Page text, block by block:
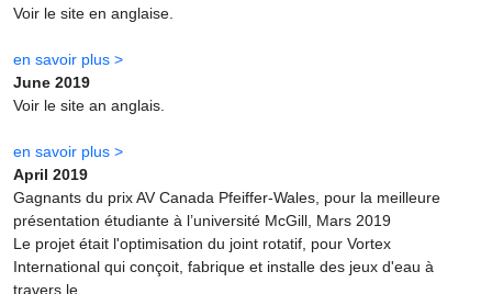
Voir le site en anglaise.
en savoir plus >
June 2019
Voir le site an anglais.
en savoir plus >
April 2019
Gagnants du prix AV Canada Pfeiffer-Wales, pour la meilleure
présentation étudiante à l’université McGill, Mars 2019
Le projet était l'optimisation du joint rotatif, pour Vortex
International qui conçoit, fabrique et installe des jeux d'eau à
travers le...